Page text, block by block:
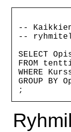
--
--
SELECT
FROM
WHERE
GROUP BY